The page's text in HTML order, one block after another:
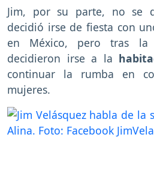
Jim, por su parte, no se
decidió irse de fiesta con
en México, pero tras
decidieron irse a la
continuar la rumba en
mujeres.